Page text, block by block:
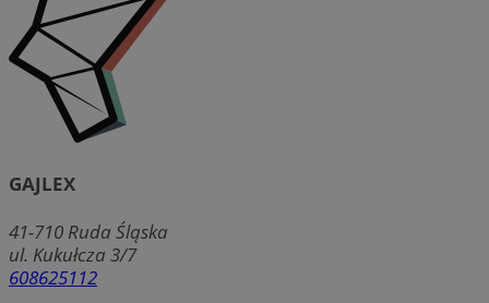
GAJLEX
41-710 Ruda Śląska
ul. Kukułcza 3/7
608625112